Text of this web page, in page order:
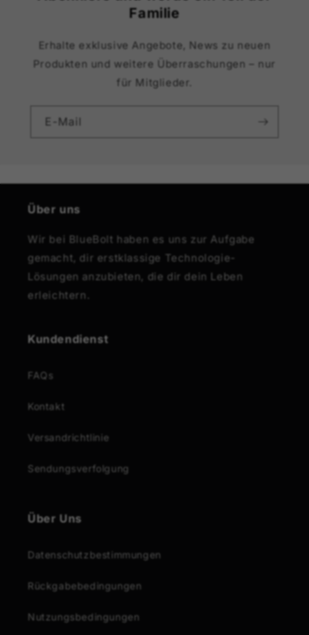
Familie
Erhalte exklusive Angebote, News zu neuen
Produkten und weitere Überraschungen – nur
für Mitglieder.
E-Mail
Über uns
Wir bei BlueBolt haben es uns zur Aufgabe
gemacht, dir erstklassige Technologie-
Lösungen anzubieten, die dir dein Leben
erleichtern.
Kundendienst
FAQs
Kontakt
Versandrichtlinie
Sendungsverfolgung
Über Uns
Datenschutzbestimmungen
Rückgabebedingungen
Nutzungsbedingungen